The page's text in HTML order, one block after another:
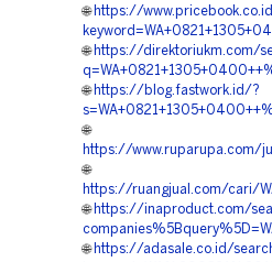
🌐 https://
🌐 https://direktoriukm.com/
🌐 https://blog.fastwork.id/?
🌐
https://www.ruparupa.com/
🌐
https://ruangjual.com/cari/
🌐 https://inaproduct.com/
🌐 https://adasale.co.id/